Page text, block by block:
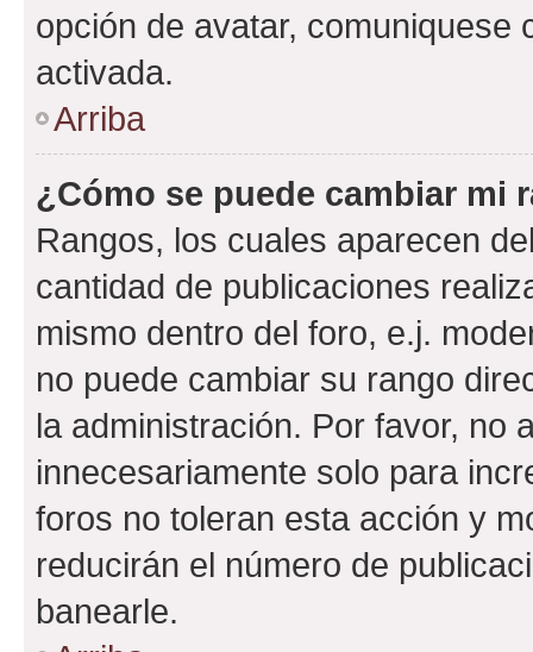
opción de avatar, comuniquese
activada.
Arriba
¿Cómo se puede cambiar mi
Rangos, los cuales aparecen
cantidad de publicaciones
mismo dentro del foro, e.j.
no puede cambiar su rango
la administración. Por favor, no
innecesariamente solo para
foros no toleran esta acción y
reducirán el número de
banearle.